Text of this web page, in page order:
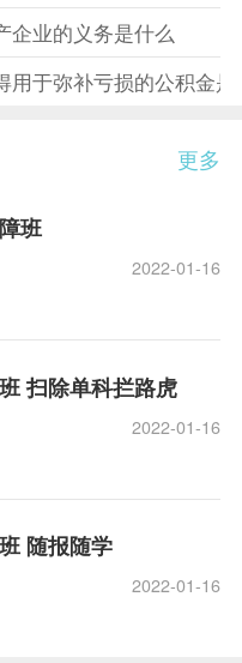
企业的义务是什么
用于弥补亏损的公积金是
更多
班
2022-01-16
扫除单科拦路虎
2022-01-16
随报随学
2022-01-16